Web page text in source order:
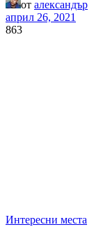
от александър
април 26, 2021
863
Интересни места